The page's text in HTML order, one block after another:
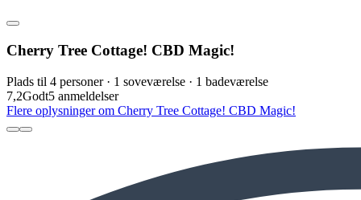
Cherry Tree Cottage! CBD Magic!
Plads til 4 personer · 1 soveværelse · 1 badeværelse
7,2Godt5 anmeldelser
Flere oplysninger om Cherry Tree Cottage! CBD Magic!